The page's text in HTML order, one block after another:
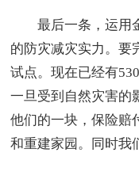
最后一条，运用金
的防灾减灾实力。要
试点。现在已经有
一旦受到自然灾害的
他们的一块，保险赔
和重建家园。同时我